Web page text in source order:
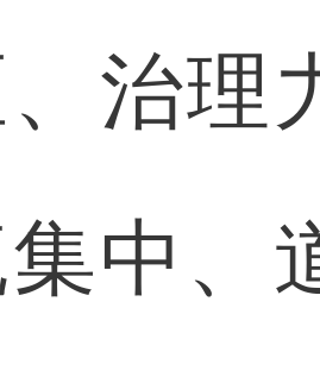
治理
集中、